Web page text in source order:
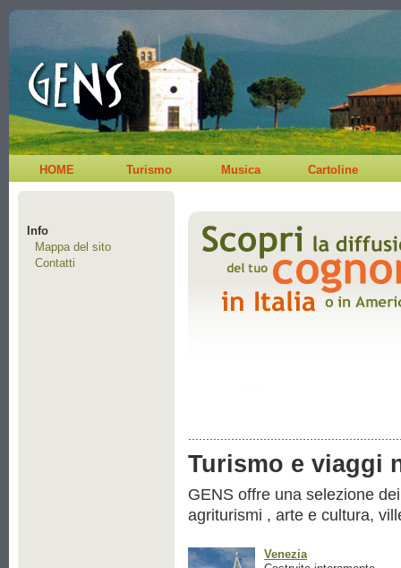
HOME Turismo Musica Cartoline
Info
Mappa del sito
Contatti
Turismo e viaggi
GENS offre una selezione
agriturismi , arte e cultura,
Venezia